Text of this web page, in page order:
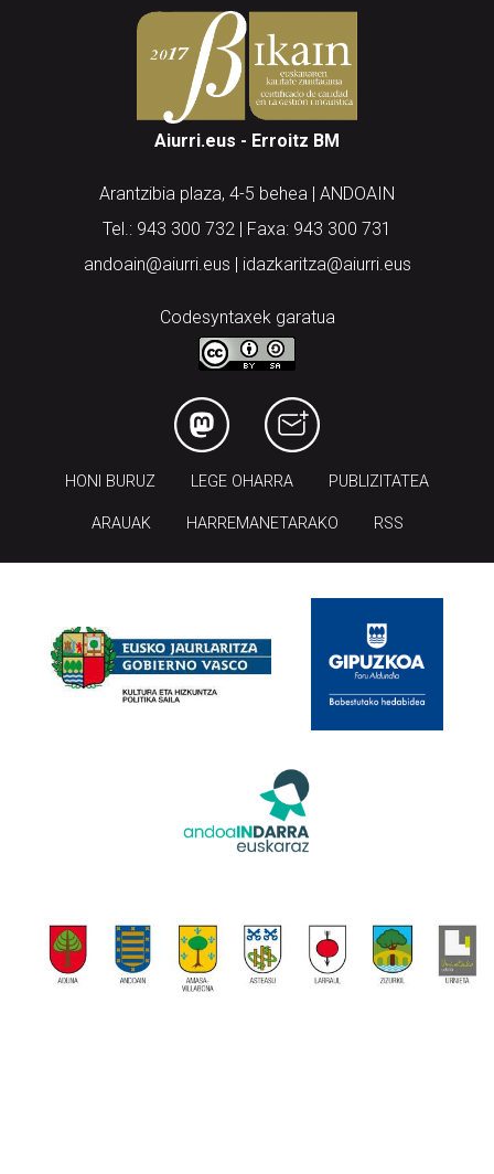
Aiurri.eus - Erroitz BM
Arantzibia plaza, 4-5 behea | ANDOAIN
Tel.: 943 300 732 | Faxa: 943 300 731
andoain@aiurri.eus | idazkaritza@aiurri.eus
Codesyntaxek garatua
HONI BURUZ LEGE OHARRA PUBLIZITATEA
ARAUAK HARREMANETARAKO RSS